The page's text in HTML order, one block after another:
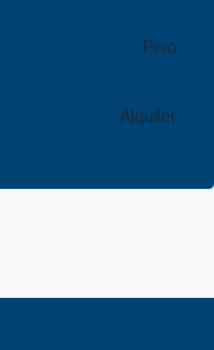
Piso
Alquiler